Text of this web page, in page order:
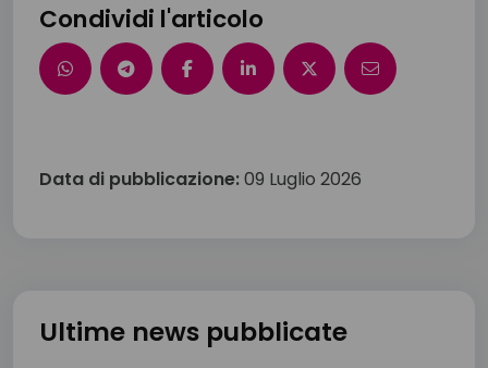
Condividi l'articolo
Data di pubblicazione:09 Luglio 2026
Ultime news pubblicate